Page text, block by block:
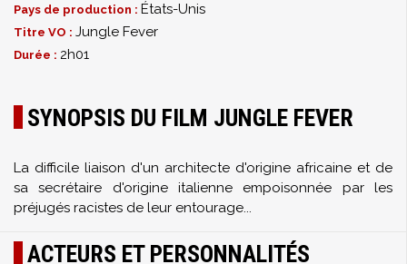
Pays de production : États-Unis
Titre VO : Jungle Fever
Durée : 2h01
SYNOPSIS DU FILM JUNGLE FEVER
La difficile liaison d'un architecte d'origine africaine et de
sa secrétaire d'origine italienne empoisonnée par les
préjugés racistes de leur entourage...
ACTEURS ET PERSONNALITÉS